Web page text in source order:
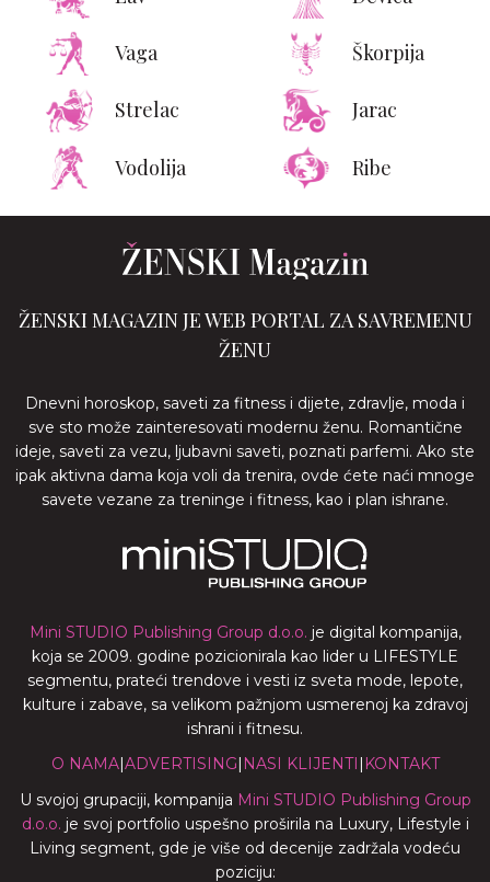
Vaga Škorpija
Strelac Jarac
Vodolija Ribe
ŽENSKI MAGAZIN JE WEB PORTAL ZA SAVREMENU
ŽENU
Dnevni horoskop, saveti za fitness i dijete, zdravlje, moda i
sve sto može zainteresovati modernu ženu. Romantične
ideje, saveti za vezu, ljubavni saveti, poznati parfemi. Ako ste
ipak aktivna dama koja voli da trenira, ovde ćete naći mnoge
savete vezane za treninge i fitness, kao i plan ishrane.
Mini STUDIO Publishing Group d.o.o. je digital kompanija,
koja se 2009. godine pozicionirala kao lider u LIFESTYLE
segmentu, prateći trendove i vesti iz sveta mode, lepote,
kulture i zabave, sa velikom pažnjom usmerenoj ka zdravoj
ishrani i fitnesu.
O NAMA|ADVERTISING| NASI KLIJENTI | KONTAKT
U svojoj grupaciji, kompanija Mini STUDIO Publishing Group
d.o.o. je svoj portfolio uspešno proširila na Luxury, Lifestyle i
Living segment, gde je više od decenije zadržala vodeću
poziciju: